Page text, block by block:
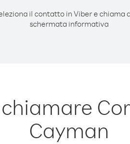
il contatto in Viber e chiama
schermata informativa
Cayman